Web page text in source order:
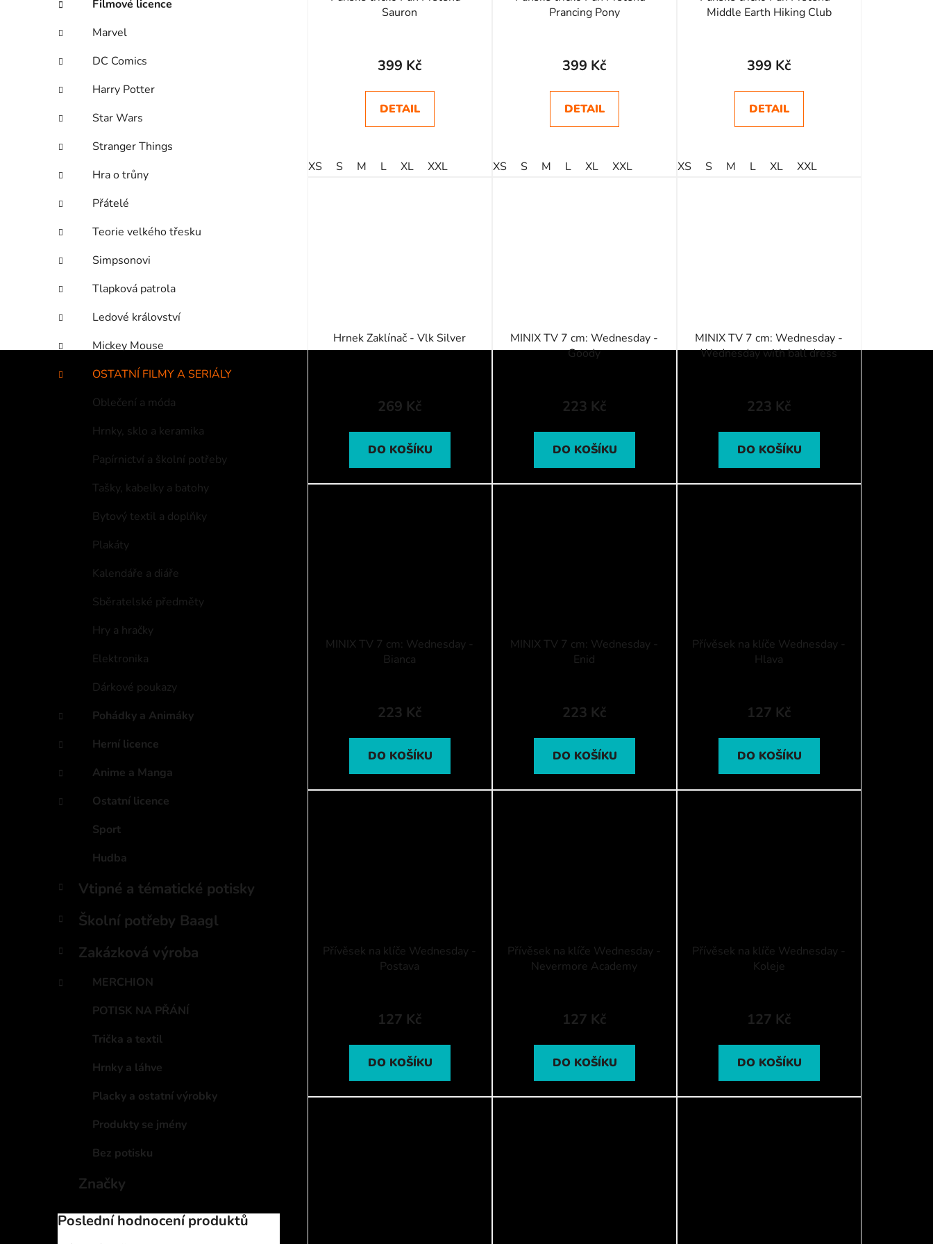
o
r
e
Filmové licence
Marvel
DC Comics
Harry Potter
Star Wars
Stranger Things
Hra o trůny
Přátelé
Teorie velkého třesku
Simpsonovi
Tlapková patrola
Ledové království
Mickey Mouse
OSTATNÍ FILMY A SERIÁLY
Oblečení a móda
Hrnky, sklo a keramika
Papírnictví a školní potřeby
Tašky, kabelky a batohy
Bytový textil a doplňky
Plakáty
Kalendáře a diáře
Sběratelské předměty
Hry a hračky
Elektronika
Dárkové poukazy
Pohádky a Animáky
Herní licence
Anime a Manga
Ostatní licence
Sport
Hudba
Vtipné a tématické potisky
Školní potřeby Baagl
Zakázková výroba
MERCHION
POTISK NA PŘÁNÍ
Trička a textil
Hrnky a láhve
Placky a ostatní výrobky
Produkty se jmény
Bez potisku
Značky
Poslední hodnocení produktů
Sauron
hodnocení
je
5,0
hvězdiček.
399 Kč
DETAIL
XS S M L XL XXL
Prancing Pony
399 Kč
DETAIL
XS S M L XL XXL
Middle Earth Hiking Club
399 Kč
DETAIL
XS S M L XL XXL
Hrnek Zaklínač - Vlk Silver
269 Kč
DO KOŠÍKU
MINIX TV 7 cm: Wednesday -
Goody
223 Kč
DO KOŠÍKU
MINIX TV 7 cm: Wednesday -
Wednesday with ball dress
223 Kč
DO KOŠÍKU
MINIX TV 7 cm: Wednesday -
Bianca
223 Kč
DO KOŠÍKU
MINIX TV 7 cm: Wednesday -
Enid
223 Kč
DO KOŠÍKU
Přívěsek na klíče Wednesday -
Hlava
127 Kč
DO KOŠÍKU
Přívěsek na klíče Wednesday -
Postava
127 Kč
DO KOŠÍKU
Přívěsek na klíče Wednesday -
Nevermore Academy
127 Kč
DO KOŠÍKU
Přívěsek na klíče Wednesday -
Koleje
127 Kč
DO KOŠÍKU